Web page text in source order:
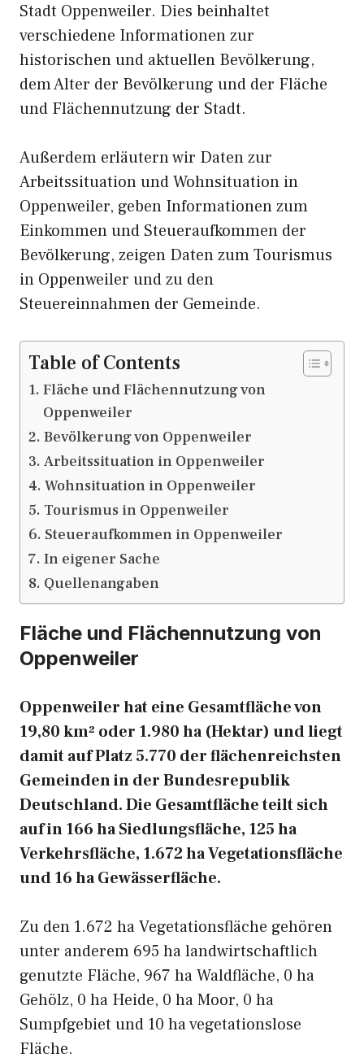
Stadt Oppenweiler. Dies beinhaltet
verschiedene Informationen zur
historischen und aktuellen Bevölkerung,
dem Alter der Bevölkerung und der Fläche
und Flächennutzung der Stadt.
Außerdem erläutern wir Daten zur
Arbeitssituation und Wohnsituation in
Oppenweiler, geben Informationen zum
Einkommen und Steueraufkommen der
Bevölkerung, zeigen Daten zum Tourismus
in Oppenweiler und zu den
Steuereinnahmen der Gemeinde.
Table of Contents
Fläche und Flächennutzung von
Oppenweiler
Bevölkerung von Oppenweiler
Arbeitssituation in Oppenweiler
Wohnsituation in Oppenweiler
Tourismus in Oppenweiler
Steueraufkommen in Oppenweiler
In eigener Sache
Quellenangaben
Fläche und Flächennutzung von
Oppenweiler
Oppenweiler hat eine Gesamtfläche von
19,80 km² oder 1.980 ha (Hektar) und liegt
damit auf Platz 5.770 der flächenreichsten
Gemeinden in der Bundesrepublik
Deutschland. Die Gesamtfläche teilt sich
auf in 166 ha Siedlungsfläche, 125 ha
Verkehrsfläche, 1.672 ha Vegetationsfläche
und 16 ha Gewässerfläche.
Zu den 1.672 ha Vegetationsfläche gehören
unter anderem 695 ha landwirtschaftlich
genutzte Fläche, 967 ha Waldfläche, 0 ha
Gehölz, 0 ha Heide, 0 ha Moor, 0 ha
Sumpfgebiet und 10 ha vegetationslose
Fläche.